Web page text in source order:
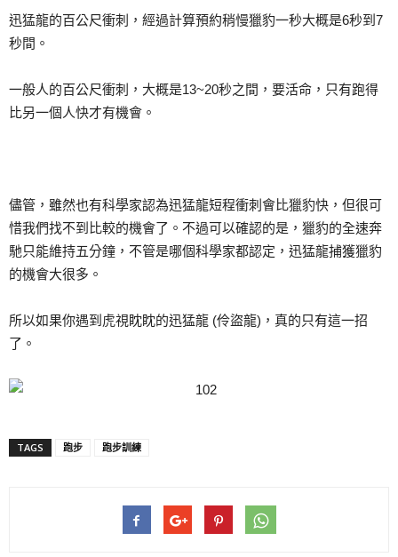
迅猛龍的百公尺衝刺，經過計算預約稍慢獵豹一秒大概是6秒到7
秒間。
一般人的百公尺衝刺，大概是13~20秒之間，要活命，只有跑得
比另一個人快才有機會。
儘管，雖然也有科學家認為迅猛龍短程衝刺會比獵豹快，但很可
惜我們找不到比較的機會了。不過可以確認的是，獵豹的全速奔
馳只能維持五分鐘，不管是哪個科學家都認定，迅猛龍捕獲獵豹
的機會大很多。
所以如果你遇到虎視眈眈的迅猛龍 (伶盜龍)，真的只有這一招
了。
TAGS 跑步 跑步訓練